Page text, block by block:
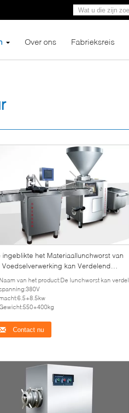
Over ons Fabrieksreis
ingeblikte het Materiaallunchworst van
Voedselverwerking kan Verdelend
typen
Naam van het product:De lunchworst kan verdelend vuller typen
Contact nu